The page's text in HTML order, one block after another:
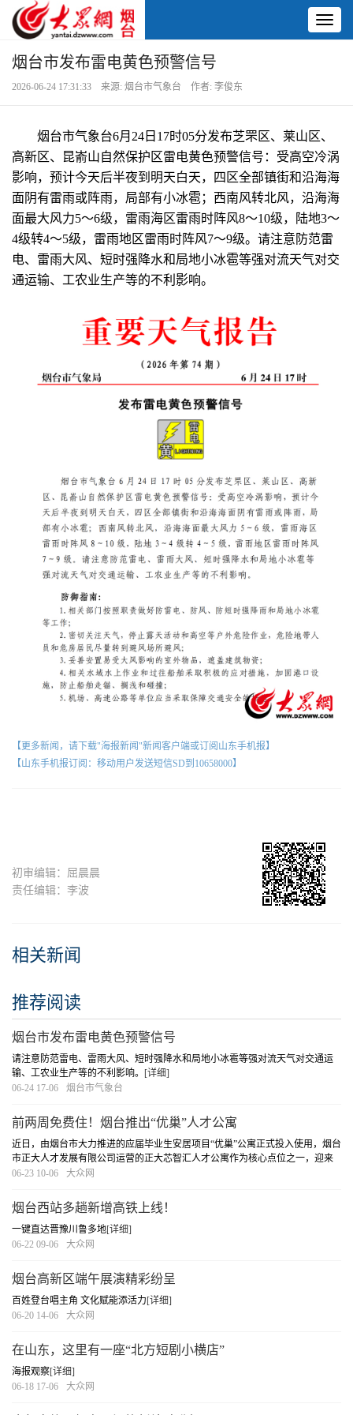
烟台市发布雷电黄色预警信号
2026-06-24 17:31:33 来源: 烟台市气象台 作者: 李俊东
烟台市气象台6月24日17时05分发布芝罘区、莱山区、
高新区、昆嵛山自然保护区雷电黄色预警信号：受高空冷涡
影响，预计今天后半夜到明天白天，四区全部镇街和沿海海
面阴有雷雨或阵雨，局部有小冰雹；西南风转北风，沿海海
面最大风力5～6级，雷雨海区雷雨时阵风8～10级，陆地3～
4级转4～5级，雷雨地区雷雨时阵风7～9级。请注意防范雷
电、雷雨大风、短时强降水和局地小冰雹等强对流天气对交
通运输、工农业生产等的不利影响。
【更多新闻，请下载"海报新闻"新闻客户端或订阅山东手机报】
【山东手机报订阅：移动用户发送短信SD到10658000】
初审编辑：屈晨晨
责任编辑：李波
相关新闻
推荐阅读
烟台市发布雷电黄色预警信号
请注意防范雷电、雷雨大风、短时强降水和局地小冰雹等强对流天气对交通运
输、工农业生产等的不利影响。 [详细]
06-24 17-06
烟台市气象台
前两周免费住！烟台推出“优巢”人才公寓
近日，由烟台市大力推进的应届毕业生安居项目“优巢”公寓正式投入使用，烟台
市正大人才发展有限公司运营的正大芯智汇人才公寓作为核心点位之一，迎来
了首批入住的应届毕业生。芯智汇优巢人才公寓项目总计推出200个床位，面向
06-23 10-06 大众网
烟台西站多趟新增高铁上线！
一键直达晋豫川鲁多地[详细]
06-22 09-06
大众网
烟台高新区端午展演精彩纷呈
百姓登台唱主角 文化赋能添活力[详细]
06-20 14-06
大众网
在山东，这里有一座“北方短剧小横店”
海报观察[详细]
06-18 17-06
大众网